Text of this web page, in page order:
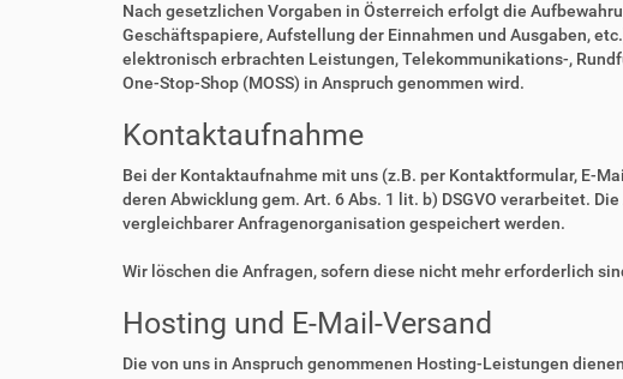
Nach gesetzlichen Vorgaben in Österreich erfolgt die
Geschäftspapiere, Aufstellung der Einnahmen und Ausgaben,
elektronisch erbrachten Leistungen, Telekommunikations-,
One-Stop-Shop (MOSS) in Anspruch genommen wird.
Kontaktaufnahme
Bei der Kontaktaufnahme mit uns (z.B. per Kontaktformular, E-
deren Abwicklung gem. Art. 6 Abs. 1 lit. b) DSGVO verarbeitet.
vergleichbarer Anfragenorganisation gespeichert werden.
Wir löschen die Anfragen, sofern diese nicht mehr erforderlich
Hosting und E-Mail-Versand
Die von uns in Anspruch genommenen Hosting-Leistungen